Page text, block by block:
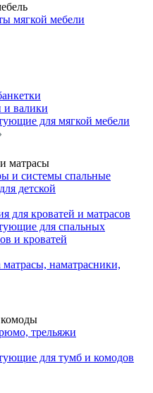
мягкой мебели
валики
для мягкой мебели
матрасы
и системы спальные
детской
для кроватей и матрасов
для спальных
и кроватей
наматрасники,
трельяжи
для тумб и комодов